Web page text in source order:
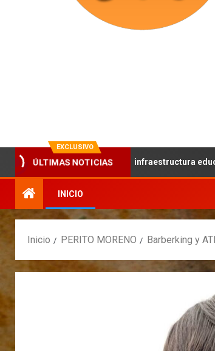
EXCLUSIVO
ÚLTIMAS NOTICIAS
articulado y la infraestructura educativa
INICIO
Inicio PERITO MORENO Barberking y